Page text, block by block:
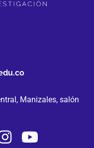
Manizales, salón